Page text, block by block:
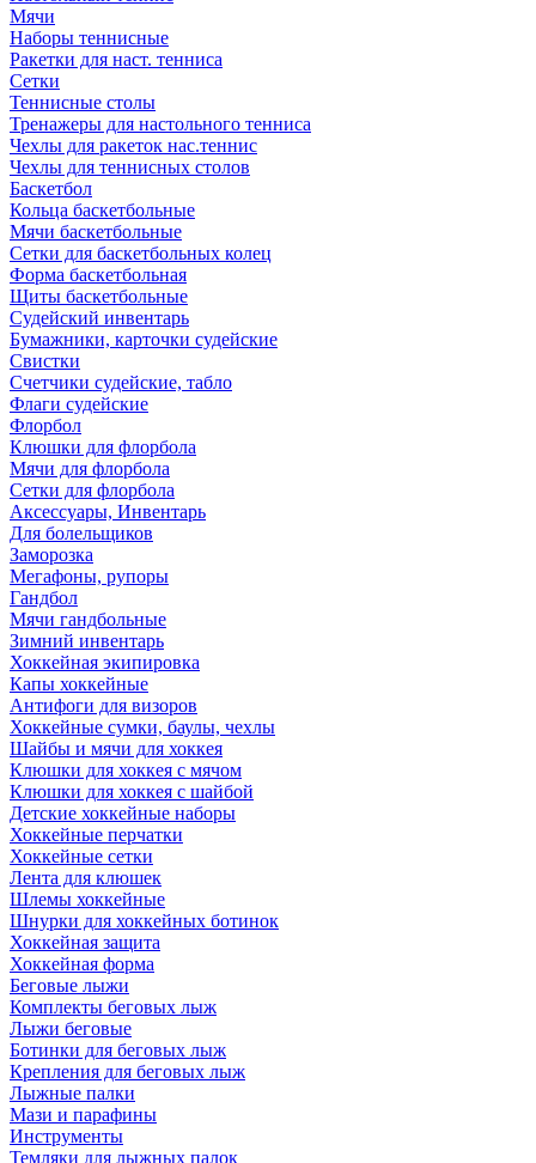
Мячи
Наборы теннисные
Ракетки для наст. тенниса
Сетки
Теннисные столы
Тренажеры для настольного тенниса
Чехлы для ракеток нас.теннис
Чехлы для теннисных столов
Баскетбол
Кольца баскетбольные
Мячи баскетбольные
Сетки для баскетбольных колец
Форма баскетбольная
Щиты баскетбольные
Судейский инвентарь
Бумажники, карточки судейские
Свистки
Счетчики судейские, табло
Флаги судейские
Флорбол
Клюшки для флорбола
Мячи для флорбола
Сетки для флорбола
Аксессуары, Инвентарь
Для болельщиков
Заморозка
Мегафоны, рупоры
Гандбол
Мячи гандбольные
Зимний инвентарь
Хоккейная экипировка
Капы хоккейные
Антифоги для визоров
Хоккейные сумки, баулы, чехлы
Шайбы и мячи для хоккея
Клюшки для хоккея с мячом
Клюшки для хоккея с шайбой
Детские хоккейные наборы
Хоккейные перчатки
Хоккейные сетки
Лента для клюшек
Шлемы хоккейные
Шнурки для хоккейных ботинок
Хоккейная защита
Хоккейная форма
Беговые лыжи
Комплекты беговых лыж
Лыжи беговые
Ботинки для беговых лыж
Крепления для беговых лыж
Лыжные палки
Мази и парафины
Инструменты
Темляки для лыжных палок